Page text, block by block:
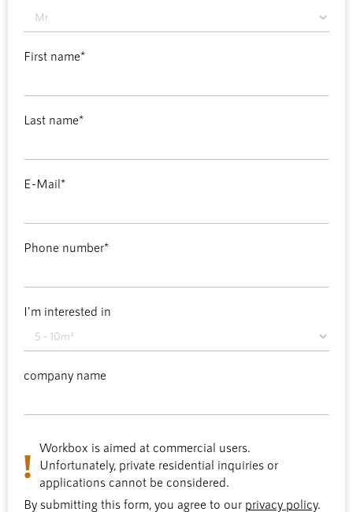
First name*
Last name*
E-Mail*
Phone number*
I'm interested in
company name
! Workbox is aimed at commercial users.
Unfortunately, private residential inquiries or
applications cannot be considered.
By submitting this form, you agree to our privacy policy.